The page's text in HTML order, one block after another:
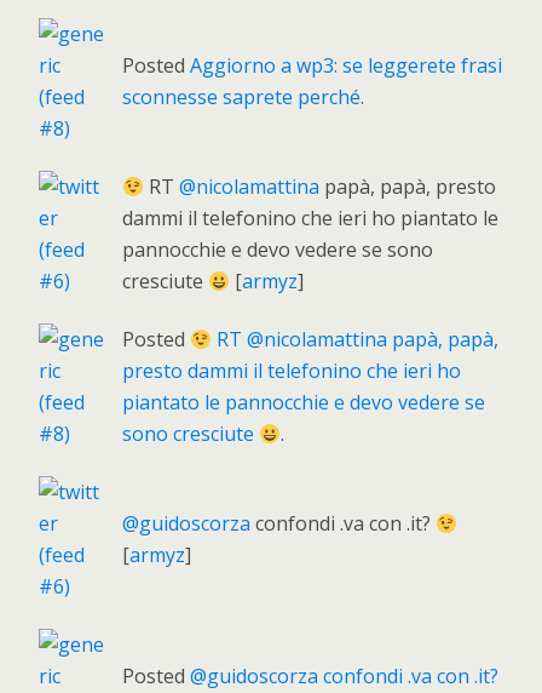
Posted Aggiorno a wp3: se leggerete frasi
sconnesse saprete perché.
RT@nicolamattina papà, papà, presto
dammi il telefonino che ieri ho piantato le
pannocchie e devo vedere se sono
cresciute
[armyz]
Posted
RT @nicolamattina papà, papà,
presto dammi il telefonino che ieri ho
piantato le pannocchie e devo vedere se
sono cresciute
.
@guidoscorza confondi .va con .it?
[armyz]
Posted @guidoscorza confondi .va con .it?